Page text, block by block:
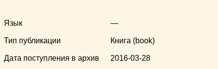
Язык —
Тип публикации Книга (book)
Дата поступления в архив 2016-03-28